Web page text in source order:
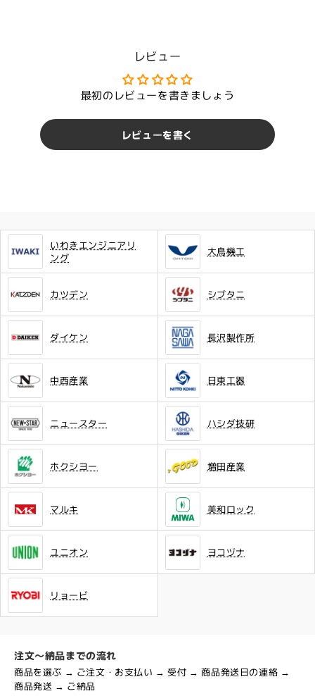
レビュー
最初のレビューを書きましょう
レビューを書く
いわきエンジニアリ
ング
大鳥機工
カツデン シブタニ
ダイケン 長沢製作所
中西産業 日東工器
ニュースター ハシダ技研
ホクシヨー 増田産業
マルキ 美和ロック
ユニオン ヨコヅナ
リョービ
注文～納品までの流れ
商品を選ぶ → ご注文・お支払い → 受付 → 商品発送日の連絡 →
商品発送 → ご納品